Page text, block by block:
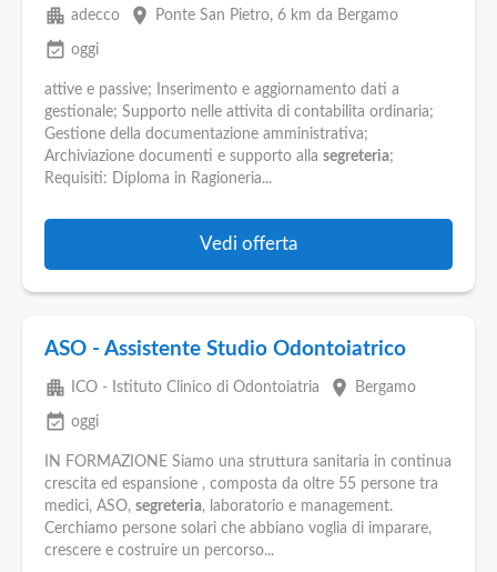
apartment adecco place Ponte San Pietro, 6 km da Bergamo
event_available oggi
attive e passive; Inserimento e aggiornamento dati a
gestionale; Supporto nelle attivita di contabilita ordinaria;
Gestione della documentazione amministrativa;
Archiviazione documenti e supporto alla segreteria;
Requisiti: Diploma in Ragioneria...
Vedi offerta
ASO - Assistente Studio Odontoiatrico
apartment ICO - Istituto Clinico di Odontoiatria place Bergamo
event_available oggi
IN FORMAZIONE Siamo una struttura sanitaria in continua
crescita ed espansione , composta da oltre 55 persone tra
medici, ASO, segreteria, laboratorio e management.
Cerchiamo persone solari che abbiano voglia di imparare,
crescere e costruire un percorso...